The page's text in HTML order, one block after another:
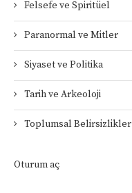
Felsefe ve Spiritüel
Paranormal ve Mitler
Siyaset ve Politika
Tarih ve Arkeoloji
Toplumsal Belirsizlikler
Oturum aç